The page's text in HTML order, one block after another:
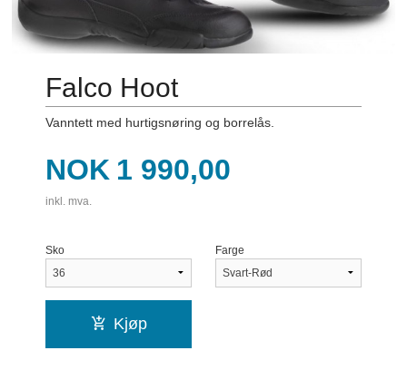
Falco Hoot
Vanntett med hurtigsnøring og borrelås.
Pris
NOK 1 990,00
inkl. mva.
Sko Farge
Kjøp